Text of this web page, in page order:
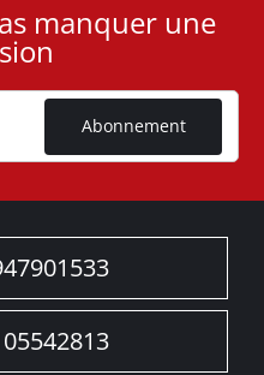
manquer une
Abonnement